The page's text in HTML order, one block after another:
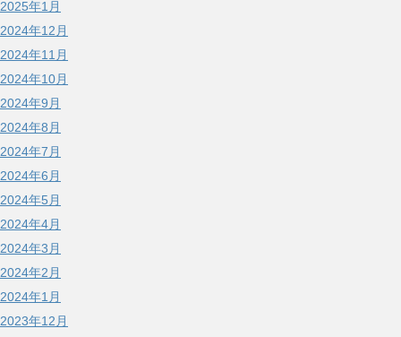
2025年1月
2024年12月
2024年11月
2024年10月
2024年9月
2024年8月
2024年7月
2024年6月
2024年5月
2024年4月
2024年3月
2024年2月
2024年1月
2023年12月